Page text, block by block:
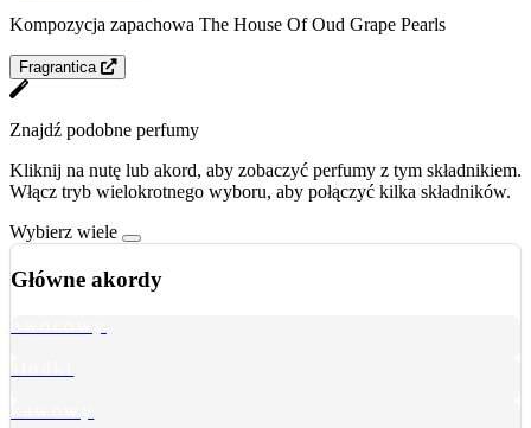
Kompozycja zapachowa The House Of Oud Grape Pearls
Fragrantica
Znajdź podobne perfumy
Kliknij na nutę lub akord, aby zobaczyć perfumy z tym składnikiem.
Włącz tryb wielokrotnego wyboru, aby połączyć kilka składników.
Wybierz wiele
Główne akordy